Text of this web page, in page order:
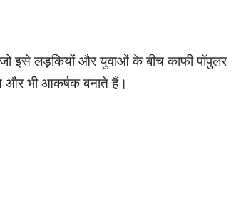
जो इसे लड़कियों और युवाओं के बीच काफी पॉपुलर
भी आकर्षक बनाते हैं।